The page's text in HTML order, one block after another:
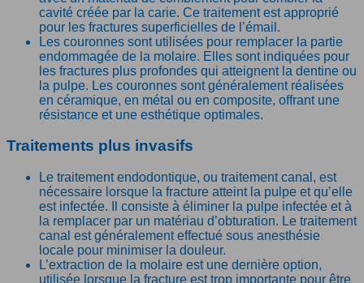
cavité créée par la carie. Ce traitement est approprié
pour les fractures superficielles de l’émail.
Les couronnes sont utilisées pour remplacer la partie
endommagée de la molaire. Elles sont indiquées pour
les fractures plus profondes qui atteignent la dentine ou
la pulpe. Les couronnes sont généralement réalisées
en céramique, en métal ou en composite, offrant une
résistance et une esthétique optimales.
Traitements plus invasifs
Le traitement endodontique, ou traitement canal, est
nécessaire lorsque la fracture atteint la pulpe et qu’elle
est infectée. Il consiste à éliminer la pulpe infectée et à
la remplacer par un matériau d’obturation. Le traitement
canal est généralement effectué sous anesthésie
locale pour minimiser la douleur.
L’extraction de la molaire est une dernière option,
utilisée lorsque la fracture est trop importante pour être